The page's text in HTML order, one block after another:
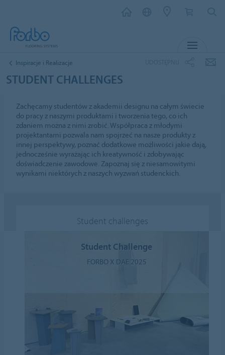
Inspiracje i Realizacje
STUDENT CHALLENGES
Zachęcamy studentów z akademii designu na całym świecie
do pracy z naszymi produktami i tworzenia tego, co ich
zdaniem można z nimi zrobić. Współpraca z młodymi
projektantami pozwala nam spojrzeć na nasze produkty z
innej perspektywy, poznać dodatkowe możliwości jakie dają,
jednocześnie wyrażając ich kreatywność i zdobywając
doświadczenie zawodowe. Zapoznaj się z niesamowitymi
wynikami niektórych z naszych wyzwań studenckich.
Student challenges
Student Challenge
FORBO X DAE 2025